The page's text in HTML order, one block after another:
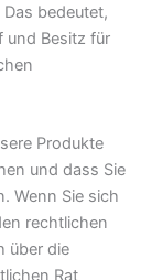
bedeutet,
und Besitz für
Produkte
und dass Sie
Wenn Sie sich
rechtlichen
über die
Rat